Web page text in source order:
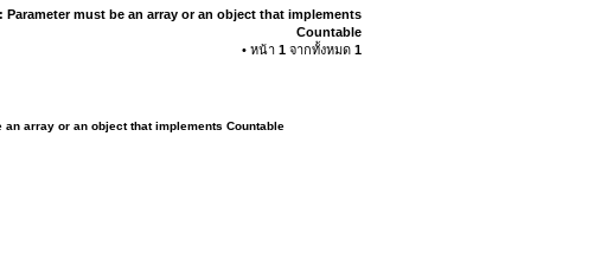
Parameter must be an array or an object that implements
Countable
• หน้า 1 จากทั้งหมด 1
an array or an object that implements Countable